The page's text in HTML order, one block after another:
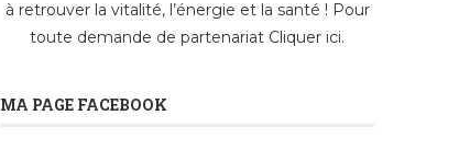
à retrouver la vitalité, l’énergie et la santé ! Pour
toute demande de partenariat Cliquer ici.
MA PAGE FACEBOOK